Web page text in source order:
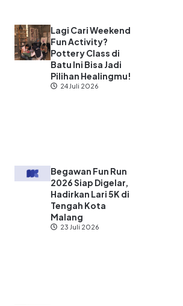
Lagi Cari Weekend
Fun Activity?
Pottery Class di
Batu Ini Bisa Jadi
Pilihan Healingmu!
24 Juli 2026
Begawan Fun Run
2026 Siap Digelar,
Hadirkan Lari 5K di
Tengah Kota
Malang
23 Juli 2026